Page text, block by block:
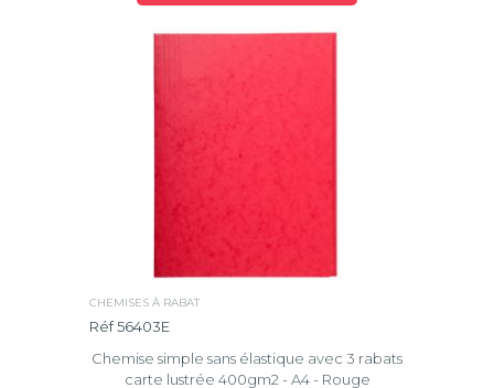
CHEMISES À RABAT
Réf 56403E
Chemise simple sans élastique avec 3 rabats
carte lustrée 400gm2 - A4 - Rouge